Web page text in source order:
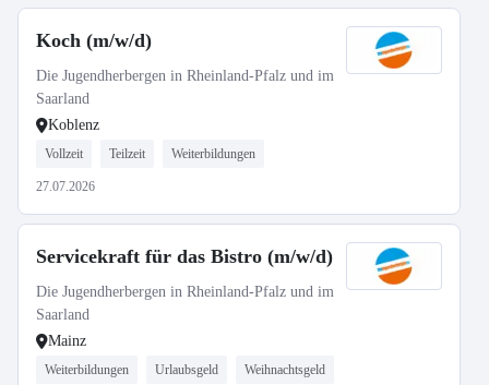
Koch (m/w/d)
Die Jugendherbergen in Rheinland-Pfalz und im
Saarland
Koblenz
Vollzeit Teilzeit Weiterbildungen
27.07.2026
Servicekraft für das Bistro (m/w/d)
Die Jugendherbergen in Rheinland-Pfalz und im
Saarland
Mainz
Weiterbildungen Urlaubsgeld Weihnachtsgeld